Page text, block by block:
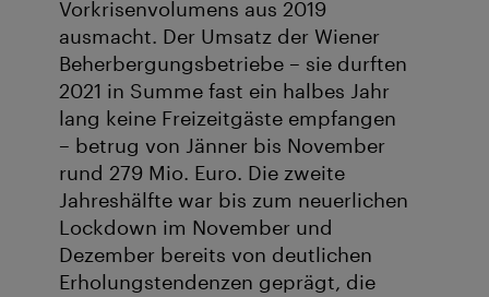
Vorkrisenvolumens aus 2019
ausmacht. Der Umsatz der Wiener
Beherbergungsbetriebe – sie durften
2021 in Summe fast ein halbes Jahr
lang keine Freizeitgäste empfangen
– betrug von Jänner bis November
rund 279 Mio. Euro. Die zweite
Jahreshälfte war bis zum neuerlichen
Lockdown im November und
Dezember bereits von deutlichen
Erholungstendenzen geprägt, die